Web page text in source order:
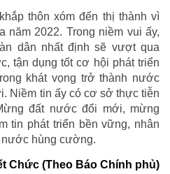
thôn xóm đến thị thành vì
năm 2022. Trong niềm vui ấy,
dân nhất định sẽ vượt qua
tận dụng tốt cơ hội phát triển
khát vọng trở thành nước
Niềm tin ấy có cơ sở thực tiễn
đất nước đổi mới, mừng
tin phát triển bền vững, nhân
nước hùng cường.
Chức (Theo Báo Chính phủ)